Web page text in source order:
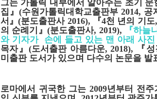
그는 가톨릭 내부에서 알아주는 초기
집 』 (수원가톨릭대학교출판부2014, 공
서 』(분도출판사2016), 『4천 년의 기도,
의 순례기 』(분도출판사, 2019), 『하늘
와 기자가 손에 들고 있는 맨 아래 사진
목자』 (도서출판 아름다운, 2018), 『 성
미출판 도서가 있으며 다수의 논문을 발
로마에서 귀국한 그는2009년부터 전주